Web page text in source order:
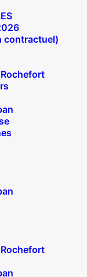
contractuel)
Rochefort
Rochefort